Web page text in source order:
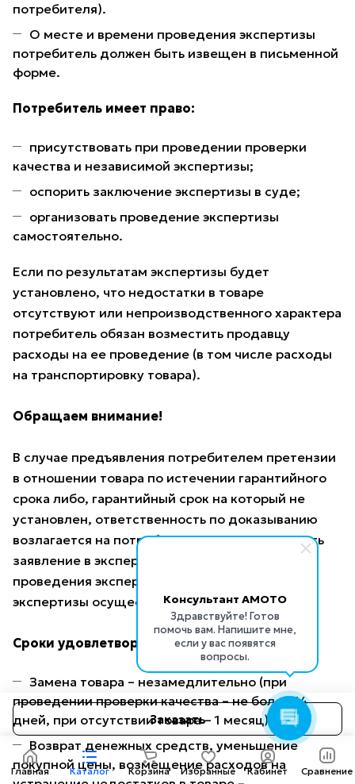
Консультант AMOTO
Здравствуйте! Готов
помочь вам. Напишите мне,
если у вас появятся
вопросы.
Заказать
потребителя).
О месте и времени проведения экспертизы
потребитель должен быть извещен в письменной
форме.
Потребитель имеет право:
присутствовать при проведении проверки
качества и независимой экспертизы;
оспорить заключение экспертизы в суде;
организовать проведение экспертизы
самостоятельно.
Если по результатам экспертизы будет
установлено, что недостатки в товаре
отсутствуют или непроизводственного характера
потребитель обязан возместить продавцу
расходы на ее проведение (в том числе расходы
на транспортировку товара).
Обращаем внимание!
В случае предъявления потребителем претензии
в отношении товара по истечении гарантийного
срока либо, гарантийный срок на который не
установлен, ответственность по доказыванию
возлагается на потребителя: он должен подать
заявление в экспертную организацию для
проведения экспертизы товара. Оплата
экспертизы осуществляется продавцом.
Сроки удовлетворения требований
Замена товара – незамедлительно (при
проведении проверки качества – не более 14
дней, при отсутствии товара – 1 месяц).
Возврат денежных средств, уменьшение
покупной цены, возмещение расходов на
Главная Каталог Корзина Избранные Кабинет Сравнение